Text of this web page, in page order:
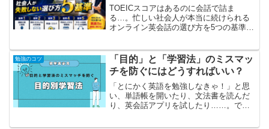
TOEICスコアはあるのに会話で詰ま
る…。忙しい社会人が本当に続けられる
オンライン英会話の選び方を5つの基準で
勉強のコツ
「目的」と「学習法」のミスマッ
チを防ぐにはどうすればいい？
「とにかく英語を勉強しなきゃ！」と思
い、単語帳を開いたり、文法書を読んだ
り、英会話アプリを試したり……。で